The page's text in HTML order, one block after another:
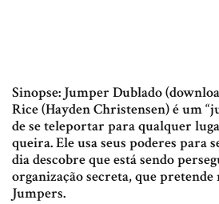
Sinopse: Jumper Dublado
Rice (Hayden Christensen) é um
de se teleportar para qualquer
queira. Ele usa seus poderes para
dia descobre que está sendo
organização secreta, que pretende
Jumpers.